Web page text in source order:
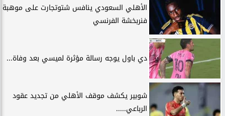
الأهلي السعودي ينافس شتوتجارت على موهبة
فنربخشة الفرنسي
دي باول يوجه رسالة مؤثرة لميسي بعد وفاة...
شوبير يكشف موقف الأهلي من تجديد عقود
الرباعي.....